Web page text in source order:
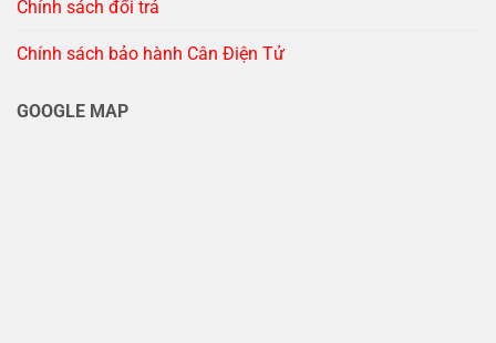
Chính sách đổi trả
Chính sách bảo hành Cân Điện Tử
GOOGLE MAP